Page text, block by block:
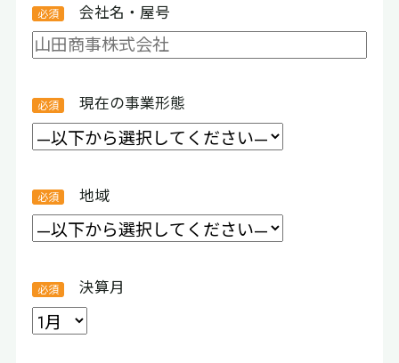
会社名・屋号
現在の事業形態
地域
決算月